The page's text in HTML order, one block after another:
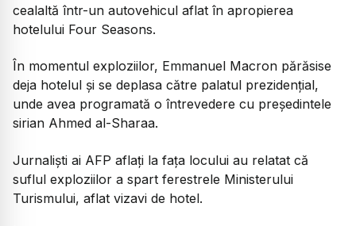
cealaltă într-un autovehicul aflat în apropierea
hotelului Four Seasons.
În momentul exploziilor, Emmanuel Macron părăsise
deja hotelul și se deplasa către palatul prezidențial,
unde avea programată o întrevedere cu președintele
sirian Ahmed al-Sharaa.
Jurnaliști ai AFP aflați la fața locului au relatat că
suflul exploziilor a spart ferestrele Ministerului
Turismului, aflat vizavi de hotel.